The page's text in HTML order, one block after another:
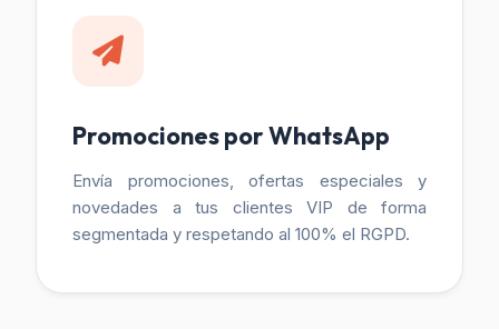
Promociones por WhatsApp
Envía promociones, ofertas especiales y
novedades a tus clientes VIP de forma
segmentada y respetando al 100% el RGPD.